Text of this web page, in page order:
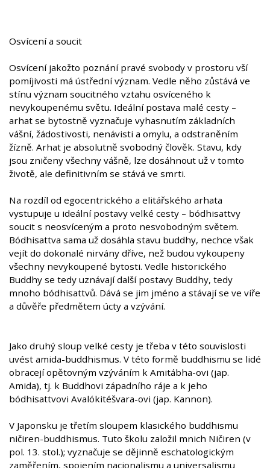
Osvícení a soucit
Osvícení jakožto poznání pravé svobody v prostoru vší
pomíjivosti má ústřední význam. Vedle něho zůstává ve
stínu význam soucitného vztahu osvíceného k
nevykoupenému světu. Ideální postava malé cesty –
arhat se bytostně vyznačuje vyhasnutím základních
vášní, žádostivosti, nenávisti a omylu, a odstraněním
žízně. Arhat je absolutně svobodný člověk. Stavu, kdy
jsou zničeny všechny vášně, lze dosáhnout už v tomto
životě, ale definitivním se stává ve smrti.
Na rozdíl od egocentrického a elitářského arhata
vystupuje u ideální postavy velké cesty – bódhisattvy
soucit s neosvíceným a proto nesvobodným světem.
Bódhisattva sama už dosáhla stavu buddhy, nechce však
vejít do dokonalé nirvány dříve, než budou vykoupeny
všechny nevykoupené bytosti. Vedle historického
Buddhy se tedy uznávají další postavy Buddhy, tedy
mnoho bódhisattvů. Dává se jim jméno a stávají se ve víře
a důvěře předmětem úcty a vzývání.
Jako druhý sloup velké cesty je třeba v této souvislosti
uvést amida-buddhismus. V této formě buddhismu se lidé
obracejí opětovným vzýváním k Amitábha-ovi (jap.
Amida), tj. k Buddhovi západního ráje a k jeho
bódhisattvovi Avalókitéšvara-ovi (jap. Kannon).
V Japonsku je třetím sloupem klasického buddhismu
ničiren-buddhismus. Tuto školu založil mnich Ničiren (v
pol. 13. stol.); vyznačuje se dějinně eschatologickým
zaměřením, spojením nacionalismu a universalismu